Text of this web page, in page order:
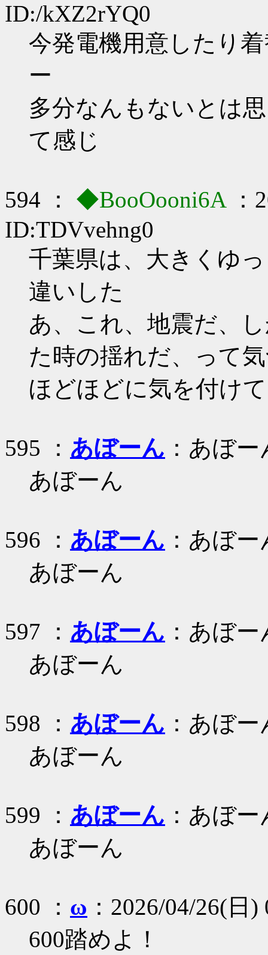
ID:/kXZ2rYQ0
今発電機用意したり
ー
多分なんもないとは
て感じ
594 ： ◆BooOooni6A
ID:TDVvehng0
千葉県は、大きくゆ
違いした
あ、これ、地震だ、
た時の揺れだ、って
ほどほどに気を付けて
595 ： あぼーん ：あぼー
あぼーん
596 ： あぼーん ：あぼー
あぼーん
597 ： あぼーん ：あぼー
あぼーん
598 ： あぼーん ：あぼー
あぼーん
599 ： あぼーん ：あぼー
あぼーん
600 ： ω ：2026/04/26(日
600踏めよ！